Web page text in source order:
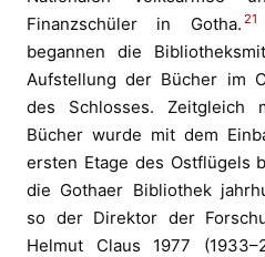
Finanzschüler in Gotha. 21
begannen die
Aufstellung der Bücher im
des Schlosses.
Bücher wurde mit dem
ersten Etage des Ostflügels
die Gothaer Bibliothek
so der Direktor der
Helmut Claus 1977